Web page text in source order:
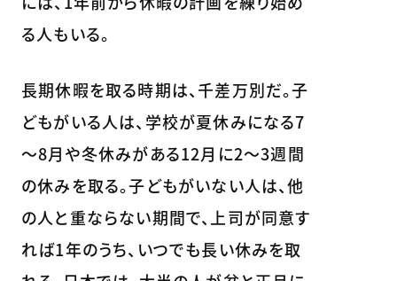
る人もいる。
長期休暇を取る時期は、千差万別だ。子
どもがいる人は、学校が夏休みになる7
～8月や冬休みがある12月に2～3週間
の休みを取る。子どもがいない人は、他
の人と重ならない期間で、上司が同意す
れば1年のうち、いつでも長い休みを取